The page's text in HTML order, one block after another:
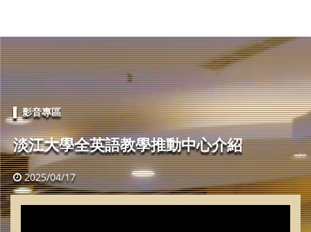
▌影音專區
淡江大學全英語教學推動中心介紹
2025/04/17